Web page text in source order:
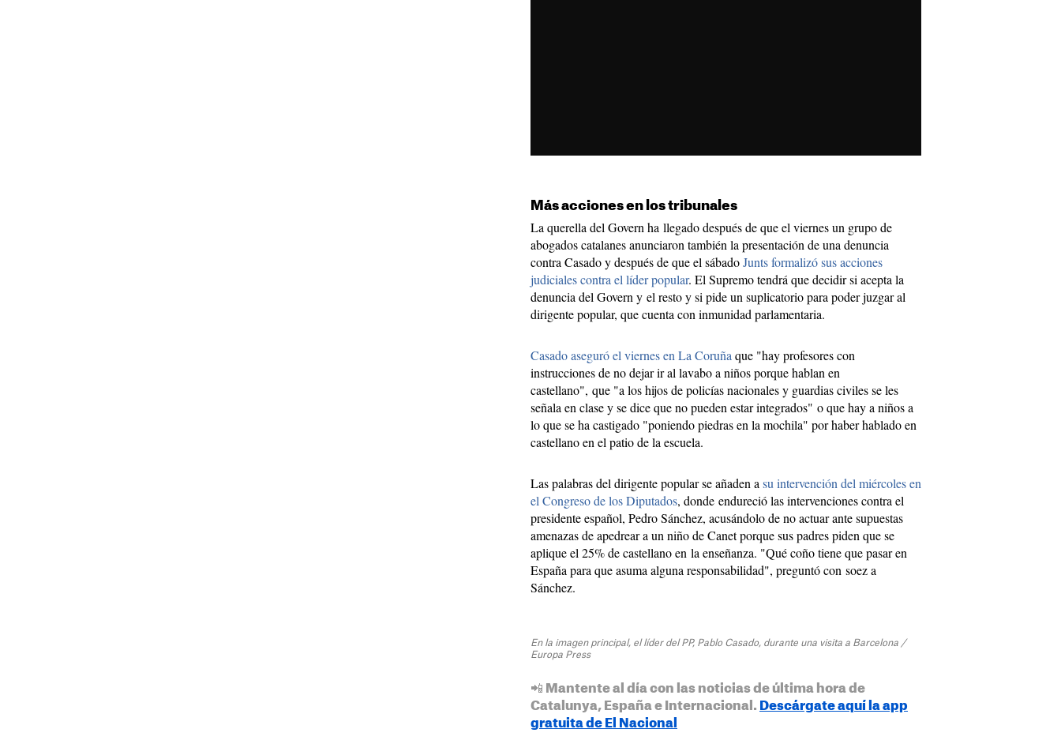
Más acciones en los tribunales
La querella del Govern ha llegado después de que el viernes un grupo de
abogados catalanes anunciaron también la presentación de una denuncia
contra Casado y después de que el sábadoJunts formalizó sus acciones
judiciales contra el líder popular. El Supremo tendrá que decidir si acepta la
denuncia del Govern y el resto y si pide un suplicatorio para poder juzgar al
dirigente popular, que cuenta con inmunidad parlamentaria.
Casado aseguró el viernes en La Coruña que "hay profesores con
instrucciones de no dejar ir al lavabo a niños porque hablan en
castellano", que "a los hijos de policías nacionales y guardias civiles se les
señala en clase y se dice que no pueden estar integrados" o que hay a niños a
lo que se ha castigado "poniendo piedras en la mochila" por haber hablado en
castellano en el patio de la escuela.
Las palabras del dirigente popular se añaden a su intervención del miércoles en
el Congreso de los Diputados, donde endureció las intervenciones contra el
presidente español, Pedro Sánchez, acusándolo de no actuar ante supuestas
amenazas de apedrear a un niño de Canet porque sus padres piden que se
aplique el 25% de castellano en la enseñanza. "Qué coño tiene que pasar en
España para que asuma alguna responsabilidad", preguntó con soez a
Sánchez.
En la imagen principal, el líder del PP, Pablo Casado, durante una visita a Barcelona /
Europa Press
📲 Mantente al día con las noticias de última hora de
Catalunya, España e Internacional. Descárgate aquí la app
gratuita de El Nacional